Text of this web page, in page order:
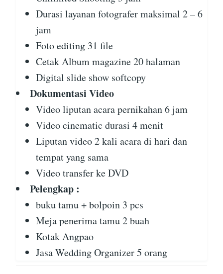
Durasi layanan fotografer maksimal 2 – 6
jam
Foto editing 31 file
Cetak Album magazine 20 halaman
Digital slide show softcopy
Dokumentasi Video
Video liputan acara pernikahan 6 jam
Video cinematic durasi 4 menit
Liputan video 2 kali acara di hari dan
tempat yang sama
Video transfer ke DVD
Pelengkap :
buku tamu + bolpoin 3 pcs
Meja penerima tamu 2 buah
Kotak Angpao
Jasa Wedding Organizer 5 orang